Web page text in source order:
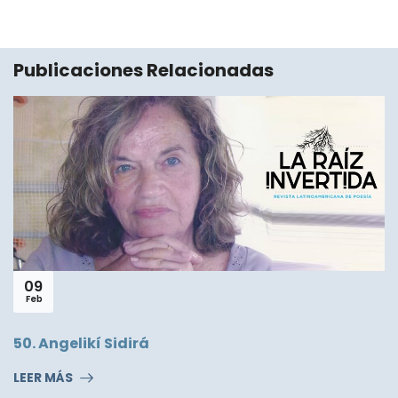
Publicaciones Relacionadas
18
Nov
“Voces al mundo” - Cierre del VIII Festival Ojo en
la Tinta